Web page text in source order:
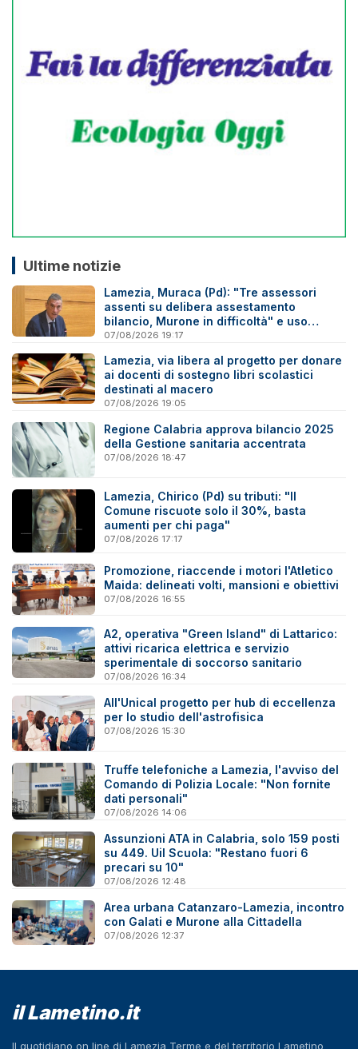
Ultime notizie
Lamezia, Muraca (Pd): "Tre assessori
assenti su delibera assestamento
bilancio, Murone in difficoltà" e uso
questo
07/08/2026 19:17
Lamezia, via libera al progetto per donare
ai docenti di sostegno libri scolastici
destinati al macero
07/08/2026 19:05
Regione Calabria approva bilancio 2025
della Gestione sanitaria accentrata
07/08/2026 18:47
Lamezia, Chirico (Pd) su tributi: "Il
Comune riscuote solo il 30%, basta
aumenti per chi paga"
07/08/2026 17:17
Promozione, riaccende i motori l'Atletico
Maida: delineati volti, mansioni e obiettivi
07/08/2026 16:55
A2, operativa "Green Island" di Lattarico:
attivi ricarica elettrica e servizio
sperimentale di soccorso sanitario
07/08/2026 16:34
All'Unical progetto per hub di eccellenza
per lo studio dell'astrofisica
07/08/2026 15:30
Truffe telefoniche a Lamezia, l'avviso del
Comando di Polizia Locale: "Non fornite
dati personali"
07/08/2026 14:06
Assunzioni ATA in Calabria, solo 159 posti
su 449. Uil Scuola: "Restano fuori 6
precari su 10"
07/08/2026 12:48
Area urbana Catanzaro-Lamezia, incontro
con Galati e Murone alla Cittadella
07/08/2026 12:37
il Lametino.it
Il quotidiano on line di Lamezia Terme e del territorio Lametino